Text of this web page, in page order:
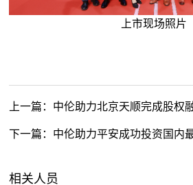
上市现场照片
上一篇： 中伦助力北京天顺完成股权
下一篇： 中伦助力平安成功投资国内
相关人员